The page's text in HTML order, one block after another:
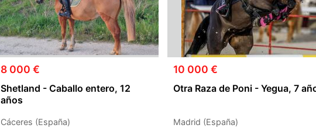
8 000 €
Shetland - Caballo entero, 12
años
Cáceres (España)
10 000 €
Otra Raza de Poni - Yegua, 7
Madrid (España)